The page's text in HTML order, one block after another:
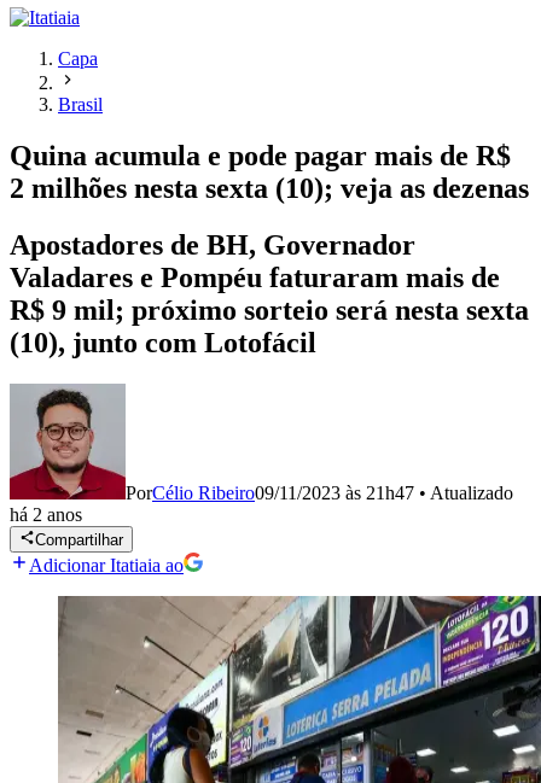
Capa
Brasil
Quina acumula e pode pagar mais de R$
2 milhões nesta sexta (10); veja as dezenas
Apostadores de BH, Governador
Valadares e Pompéu faturaram mais de
R$ 9 mil; próximo sorteio será nesta sexta
(10), junto com Lotofácil
PorCélio Ribeiro09/11/2023 às 21h47 • Atualizado
há 2 anos
Compartilhar
Adicionar Itatiaia ao